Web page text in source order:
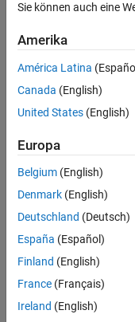
Sie können auch eine
Amerika
América Latina
Canada (English)
United States (English)
Europa
Belgium (English)
Denmark (English)
Deutschland (Deutsch)
España (Español)
Finland (English)
France (Français)
Ireland (English)
Trust Center
Datendiebstahl
© 1994-2026 The